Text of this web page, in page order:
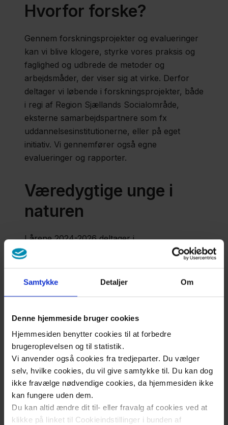
Samtykke Detaljer Om
Denne hjemmeside bruger cookies
Hjemmesiden benytter cookies til at forbedre
brugeroplevelsen og til statistik.
Vi anvender også cookies fra tredjeparter. Du vælger
selv, hvilke cookies, du vil give samtykke til. Du kan dog
ikke fravælge nødvendige cookies, da hjemmesiden ikke
kan fungere uden dem.
Du kan altid ændre dit til- eller fravalg af cookies ved at
klikke på linket til Cookieindstillinger i bunden af
dokumentation
Forskning
Publikationer
Nyheder
Behandling
persondata
Kontakt
os
Hvorfor forske?
Gennem forskningsprojekter og evalueringer
kan vi blive klogere, styrke vores praksis og
faglighed og udbrede de metoder og
arbejdsmåder, der viser sig at virke. Derfor
deltager vi løbende i forskningsprojekter, både
i regi af Region Sjællands Socialområde,
eksterne samarbejdspartnere som fx
uddannelsesinstitutionerne, eller på eget
initiativ. Vi gennemfører også egne
evalueringer og rapporter.
Væredygtige unge i
naturen
I årene 2024-2026 deltager i
forskningsprojektet "Væredygtige Unge i
Novo Nordisk Fonden. Projektet er ledet af
fem andre døgninstitutioner på Sjælland.
Forskningsprojektet skal undersøge, hvordan
den mentale sundhed hos anbragte børn og
unge i alderen 10-18 år kan styrkes gennem
naturoplevelser.
Læs mere om Væredygtige Unge i Naturen på
Platangården her